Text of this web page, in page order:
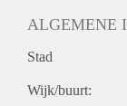
ALGEMENE
Stad
Wijk/buurt: